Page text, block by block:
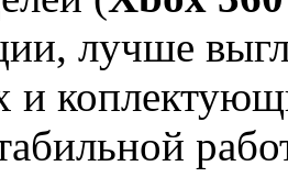
лучше
и